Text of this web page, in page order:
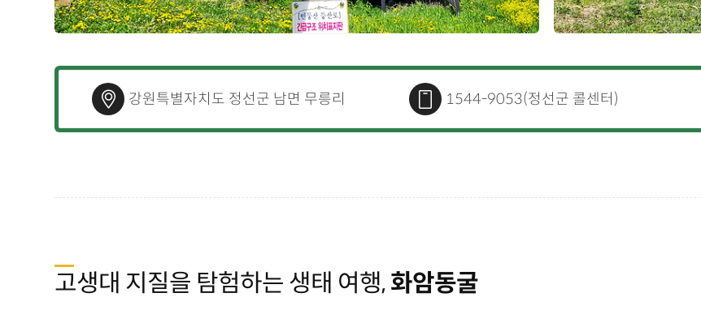
강원특별자치도 정선군 남면 무릉리 1544-9053(정선군 콜센터)
고생대 지질을 탐험하는 생태 여행,화암동굴